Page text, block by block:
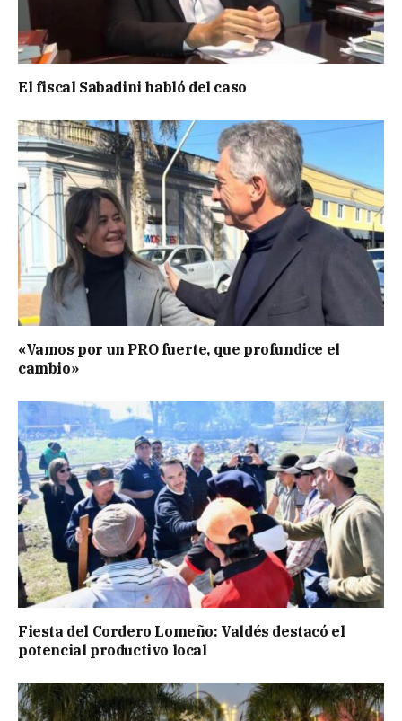
El fiscal Sabadini habló del caso
«Vamos por un PRO fuerte, que profundice el
cambio»
Fiesta del Cordero Lomeño: Valdés destacó el
potencial productivo local